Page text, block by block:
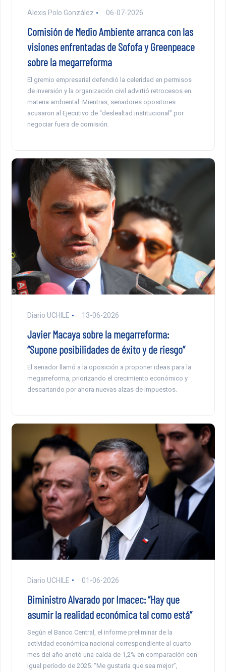
Alexis Polo González 06-07-2026
Comisión de Medio Ambiente arranca con las
visiones enfrentadas de Sofofa y Greenpeace
sobre la megarreforma
El gremio empresarial defendió la celeridad en permisos
de inversión y la organización civil advirtió retrocesos en
materia ambiental. Mientras, senadores opositores
acusaron al Ejecutivo de “deslealtad institucional” por
negociar fuera de comisión.
Diario UCHILE 13-06-2026
Javier Macaya sobre la megarreforma:
“Supone posibilidades de éxito y de riesgo”
El senador llamó a la oposición a proponer ideas para la
megarreforma, priorizando el crecimiento económico y
descartando por ahora nuevas alzas de impuestos.
Diario UCHILE 01-06-2026
Biministro Alvarado por Imacec: “Hay que
asumir la realidad económica tal como está”
Según el Banco Central, el informe preliminar de la
actividad económica nacional correspondiente al cuarto
mes del año anotó una caída de 1,2% en comparación con
igual período de 2025. “Me gustaría que sea mejor”,